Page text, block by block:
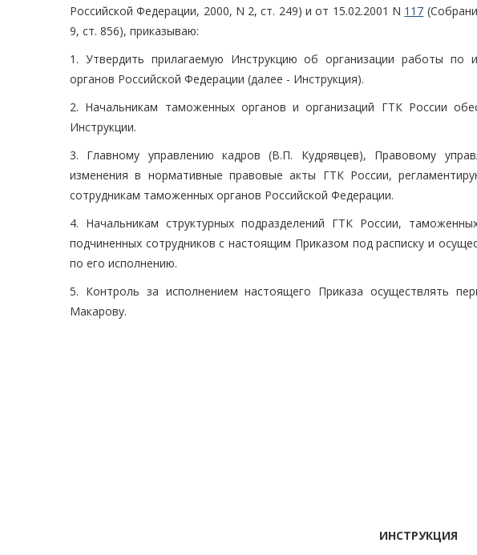
Российской Федерации, 2000, N 2, ст. 249) и от 15.02.2001 N 117
9, ст. 856), приказываю:
1. Утвердить прилагаемую Инструкцию об организации работы по
органов Российской Федерации (далее - Инструкция).
2. Начальникам таможенных органов и организаций ГТК России
Инструкции.
3. Главному управлению кадров (В.П. Кудрявцев), Правовому
изменения в нормативные правовые акты ГТК России,
сотрудникам таможенных органов Российской Федерации.
4. Начальникам структурных подразделений ГТК России,
подчиненных сотрудников с настоящим Приказом под расписку и
по его исполнению.
5. Контроль за исполнением настоящего Приказа осуществлять
Макарову.
ИНСТРУКЦИЯ